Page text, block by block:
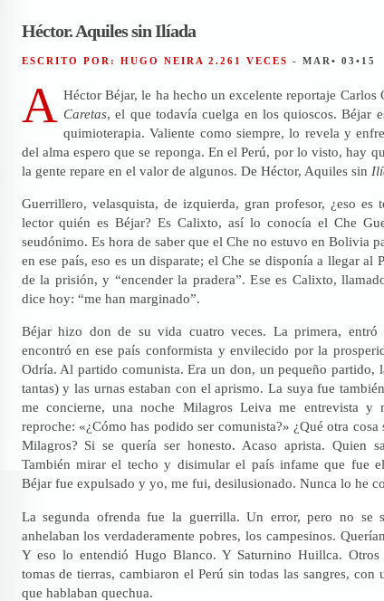
Héctor. Aquiles sin Ilíada
ESCRITO POR: HUGO NEIRA 2.261 VECES - MAR• 03•15
A Héctor Béjar, le ha hecho un excelente reportaje Carlos
Caretas, el que todavía cuelga en los quioscos. Béjar
quimioterapia. Valiente como siempre, lo revela y
del alma espero que se reponga. En el Perú, por lo visto, hay
la gente repare en el valor de algunos. De Héctor, Aquiles sin
Guerrillero, velasquista, de izquierda, gran profesor, ¿eso es
lector quién es Béjar? Es Calixto, así lo conocía el Che
seudónimo. Es hora de saber que el Che no estuvo en Bolivia
en ese país, eso es un disparate; el Che se disponía a llegar al
de la prisión, y “encender la pradera”. Ese es Calixto,
dice hoy: “me han marginado”.
Béjar hizo don de su vida cuatro veces. La primera,
encontró en ese país conformista y envilecido por la
Odría. Al partido comunista. Era un don, un pequeño partido,
tantas) y las urnas estaban con el aprismo. La suya fue
me concierne, una noche Milagros Leiva me entrevista y
reproche: «¿Cómo has podido ser comunista?» ¿Qué otra cosa
Milagros? Si se quería ser honesto. Acaso aprista. Quien
También mirar el techo y disimular el país infame que fue
Béjar fue expulsado y yo, me fui, desilusionado. Nunca lo he
La segunda ofrenda fue la guerrilla. Un error, pero no se
anhelaban los verdaderamente pobres, los campesinos.
Y eso lo entendió Hugo Blanco. Y Saturnino Huillca.
tomas de tierras, cambiaron el Perú sin todas las sangres, con
que hablaban quechua.